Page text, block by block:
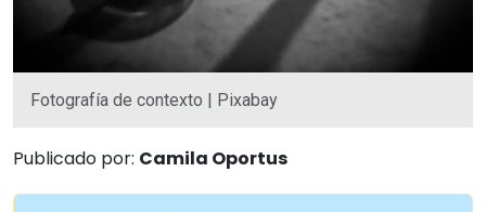
Fotografía de contexto | Pixabay
Publicado por: Camila Oportus